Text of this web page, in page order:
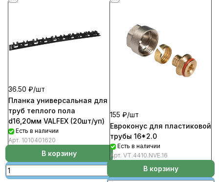
36.50 ₽/шт
Планка универсальная для
труб теплого пола
d16,20мм VALFEX (20шт/уп)
Есть в наличии
Арт. 1010401620
В корзину
155 ₽/шт
Евроконус для пластиковой
трубы 16*2.0
Есть в наличии
Арт. VT.4410.NVE.16
В корзину